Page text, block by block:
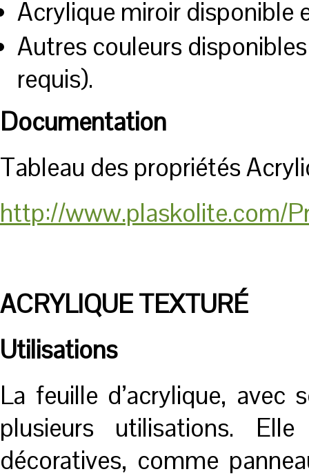
Acrylique miroir disponible
Autres couleurs
requis).
Documentation
Tableau des propriétés
http://www.plaskolite.com/
ACRYLIQUE TEXTURÉ
Utilisations
La feuille d’acrylique,
plusieurs utilisations.
décoratives, comme